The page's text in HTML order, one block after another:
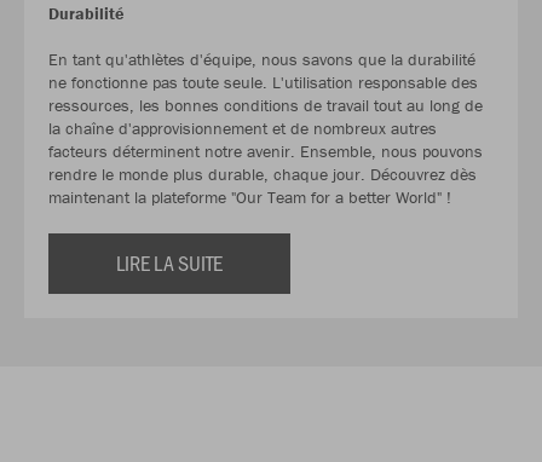
Durabilité
En tant qu'athlètes d'équipe, nous savons que la durabilité
ne fonctionne pas toute seule. L'utilisation responsable des
ressources, les bonnes conditions de travail tout au long de
la chaîne d'approvisionnement et de nombreux autres
facteurs déterminent notre avenir. Ensemble, nous pouvons
rendre le monde plus durable, chaque jour. Découvrez dès
maintenant la plateforme "Our Team for a better World" !
LIRE LA SUITE